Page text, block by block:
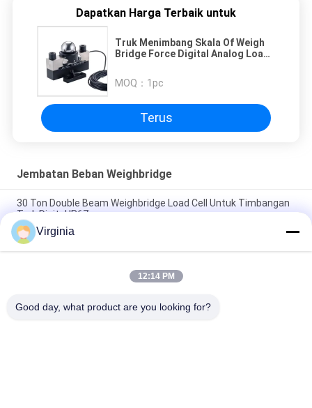
Dapatkan Harga Terbaik untuk
Truk Menimbang Skala Of Weigh
Bridge Force Digital Analog Load
MOQ： 1pc
Terus
Jembatan Beban Weighbridge
30 Ton Double Beam Weighbridge Load Cell Untuk Timbangan
Truk Digital IP67
Truck Load Weighbridge Load Cell Dengan Tipe Jembatan /
Kolom Tipe 10 Ton
Load Cell Jembatan Timbang Stainless Steel Dengan Analog
Virginia
12:14 PM
Good day, what product are you looking for?